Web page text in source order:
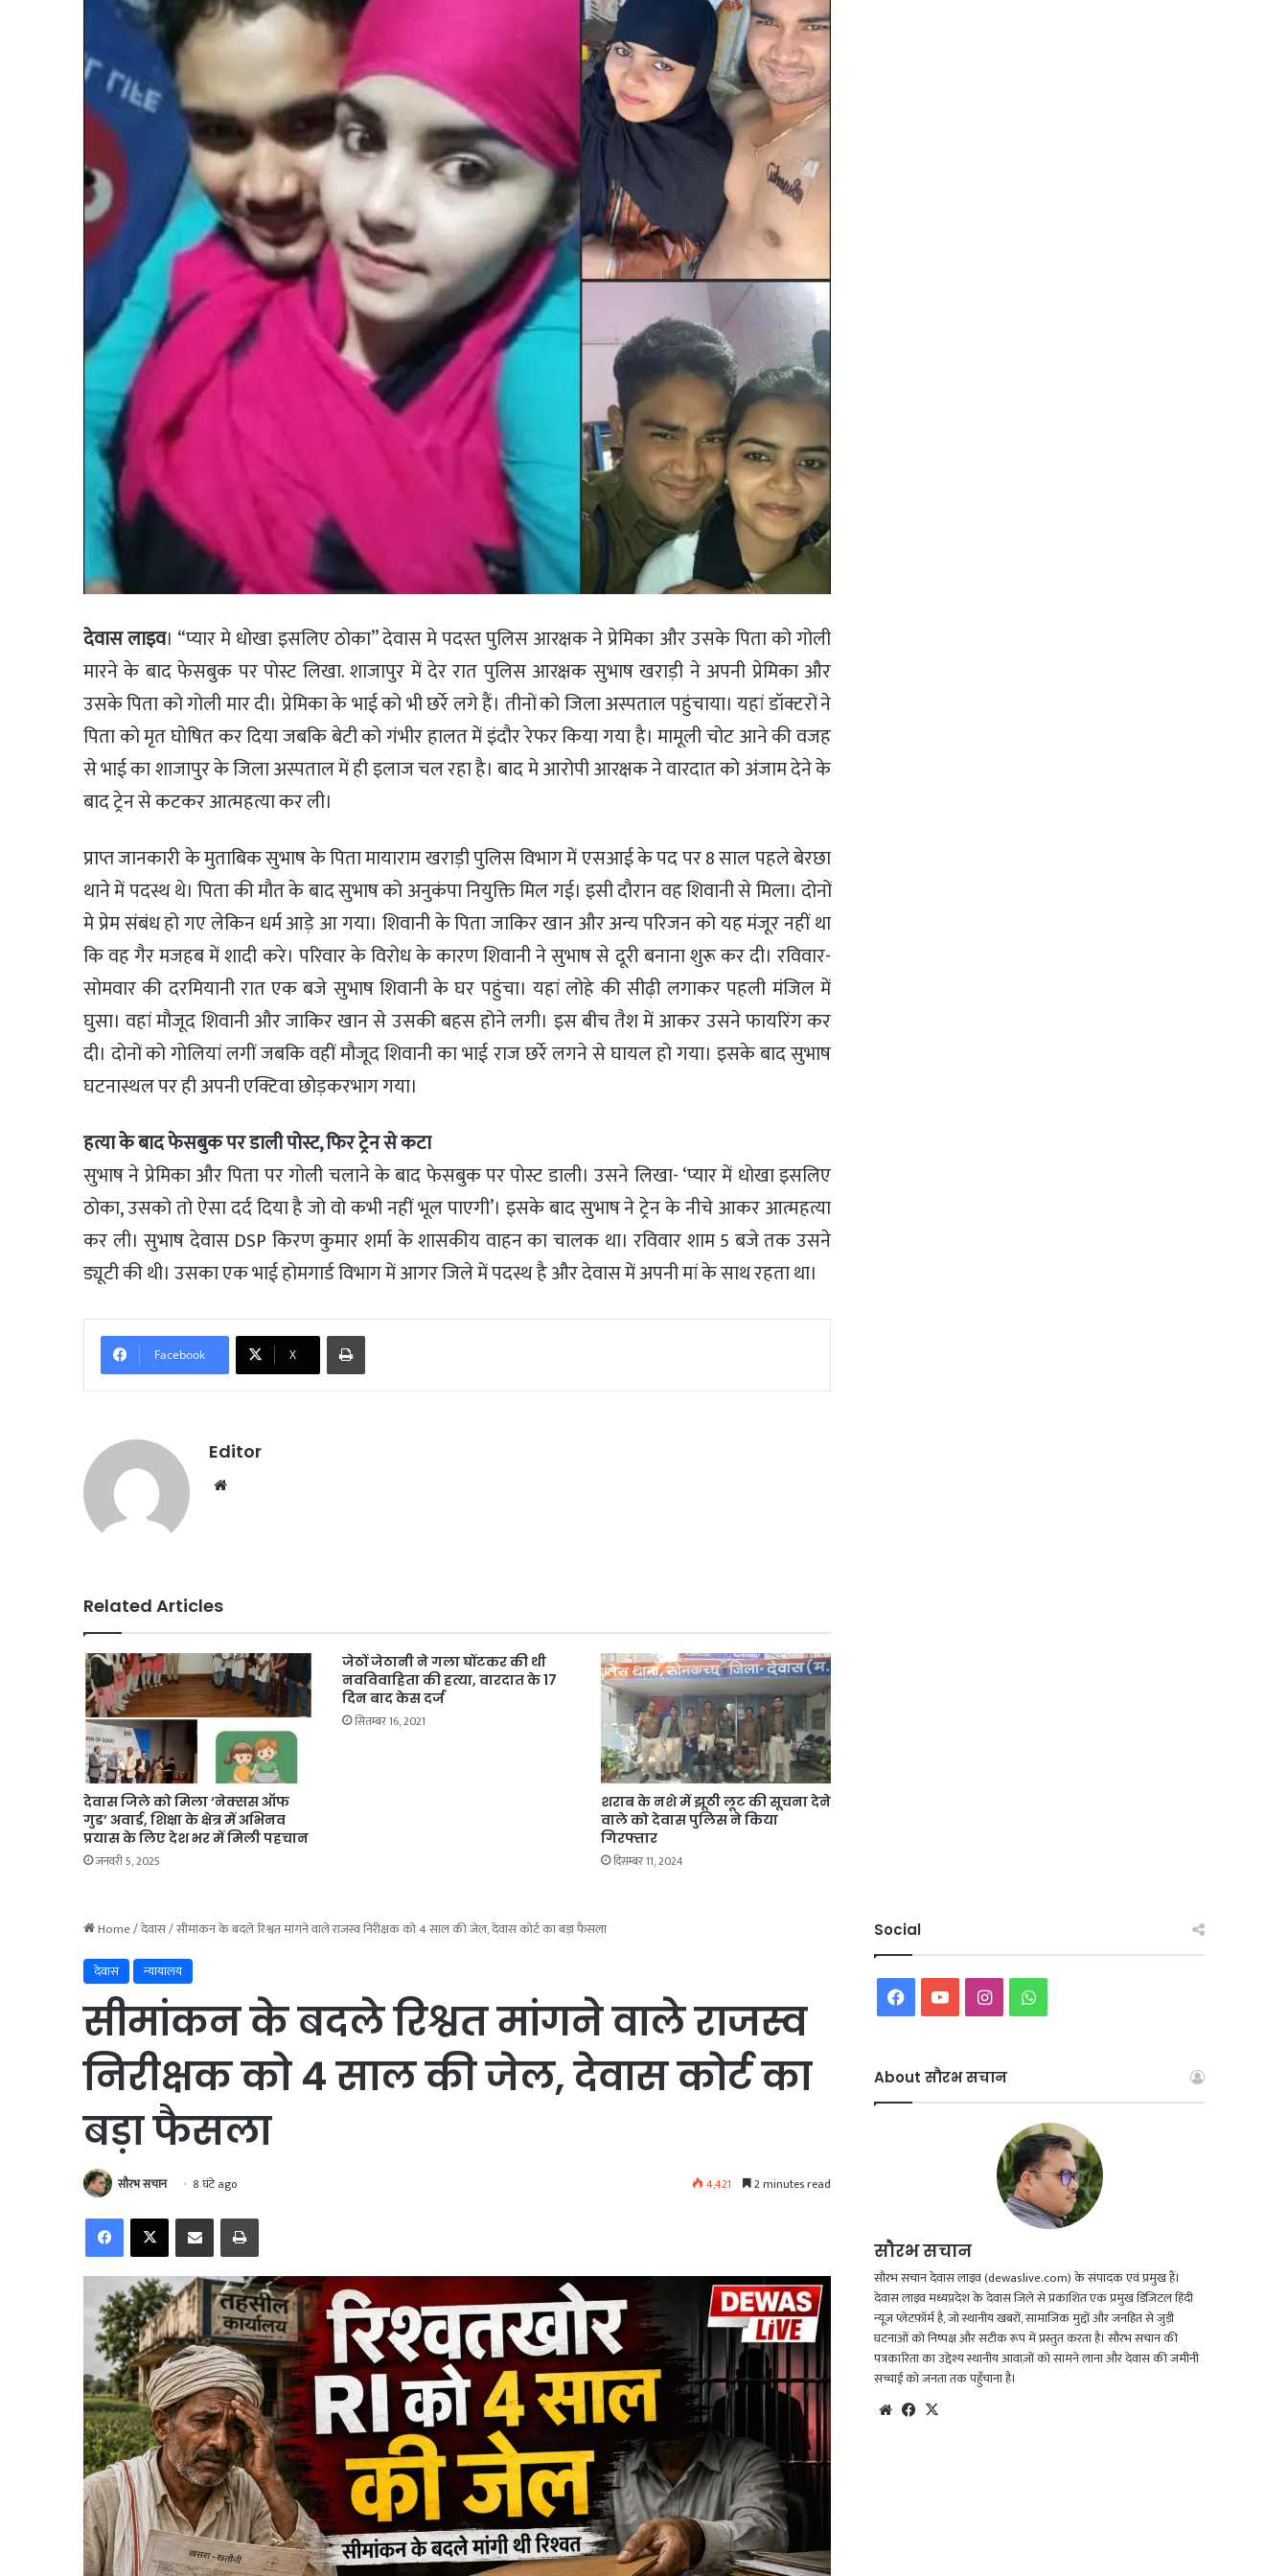
देवास लाइव। “प्यार मे धोखा इसलिए ठोका” देवास मे पदस्त पुलिस आरक्षक ने प्रेमिका और उसके पिता को गोली
मारने के बाद फेसबुक पर पोस्ट लिखा. शाजापुर में देर रात पुलिस आरक्षक सुभाष खराड़ी ने अपनी प्रेमिका और
उसके पिता को गोली मार दी। प्रेमिका के भाई को भी छर्रे लगे हैं। तीनों को जिला अस्पताल पहुंचाया। यहां डॉक्टरों ने
पिता को मृत घोषित कर दिया जबकि बेटी को गंभीर हालत में इंदौर रेफर किया गया है। मामूली चोट आने की वजह
से भाई का शाजापुर के जिला अस्पताल में ही इलाज चल रहा है। बाद मे आरोपी आरक्षक ने वारदात को अंजाम देने के
बाद ट्रेन से कटकर आत्महत्या कर ली।
प्राप्त जानकारी के मुताबिक सुभाष के पिता मायाराम खराड़ी पुलिस विभाग में एसआई के पद पर 8 साल पहले बेरछा
थाने में पदस्थ थे। पिता की मौत के बाद सुभाष को अनुकंपा नियुक्ति मिल गई। इसी दौरान वह शिवानी से मिला। दोनों
मे प्रेम संबंध हो गए लेकिन धर्म आड़े आ गया। शिवानी के पिता जाकिर खान और अन्य परिजन को यह मंजूर नहीं था
कि वह गैर मजहब में शादी करे। परिवार के विरोध के कारण शिवानी ने सुभाष से दूरी बनाना शुरू कर दी। रविवार-
सोमवार की दरमियानी रात एक बजे सुभाष शिवानी के घर पहुंचा। यहां लोहे की सीढ़ी लगाकर पहली मंजिल में
घुसा। वहां मौजूद शिवानी और जाकिर खान से उसकी बहस होने लगी। इस बीच तैश में आकर उसने फायरिंग कर
दी। दोनों को गोलियां लगीं जबकि वहीं मौजूद शिवानी का भाई राज छर्रे लगने से घायल हो गया। इसके बाद सुभाष
घटनास्थल पर ही अपनी एक्टिवा छोड़करभाग गया।
हत्या के बाद फेसबुक पर डाली पोस्ट, फिर ट्रेन से कटा
सुभाष ने प्रेमिका और पिता पर गोली चलाने के बाद फेसबुक पर पोस्ट डाली। उसने लिखा- ‘प्यार में धोखा इसलिए
ठोका, उसको तो ऐसा दर्द दिया है जो वो कभी नहीं भूल पाएगी’। इसके बाद सुभाष ने ट्रेन के नीचे आकर आत्महत्या
कर ली। सुभाष देवास DSP किरण कुमार शर्मा के शासकीय वाहन का चालक था। रविवार शाम 5 बजे तक उसने
ड्यूटी की थी। उसका एक भाई होमगार्ड विभाग में आगर जिले में पदस्थ है और देवास में अपनी मां के साथ रहता था।
Facebook X
Editor
Related Articles
देवास जिले को मिला ‘नेक्सस ऑफ
गुड’ अवार्ड, शिक्षा के क्षेत्र में अभिनव
प्रयास के लिए देश भर में मिली पहचान
जनवरी 5, 2025
जेठों जेठानी ने गला घोंटकर की थी
नवविवाहिता की हत्या, वारदात के 17
दिन बाद केस दर्ज
सितम्बर 16, 2021
शराब के नशे में झूठी लूट की सूचना देने
वाले को देवास पुलिस ने किया
गिरफ्तार
दिसम्बर 11, 2024